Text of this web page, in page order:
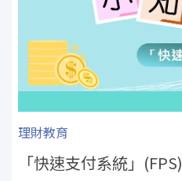
理財教育
「快速支付系統」(FPS)